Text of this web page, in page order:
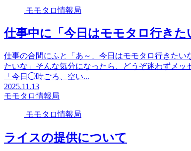
モモタロ情報局
仕事中に「今日はモモタロ行きた
仕事の合間にふと「あ～、今日はモモタロ行きた
たいな」そんな気分になったら、どうぞ迷わずメッ
「今日◯時ごろ、空い...
2025.11.13
モモタロ情報局
モモタロ情報局
ライスの提供について